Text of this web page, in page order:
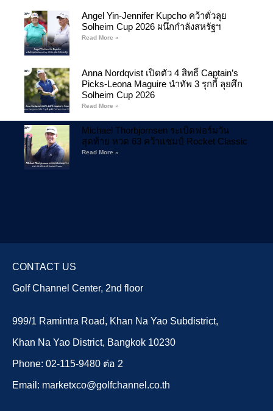
Angel Yin-Jennifer Kupcho คว้าตั๋วลุย
Solheim Cup 2026 ผนึกกำลังสหรัฐฯ
Read More »
Anna Nordqvist เปิดตัว 4 สิทธิ์ Captain’s
Picks-Leona Maguire นำทัพ 3 รุกกี้ ลุยศึก
Solheim Cup 2026
Read More »
Michael Thorbjornsen ระเบิดฟอร์มวัน
สุดท้าย หวด 63 คว้าแชมป์ Rocket Classic
Read More »
CONTACT US
Golf Channel Center, 2nd floor
999/1 Ramintra Road, Khan Na Yao Subdistrict,
Khan Na Yao District, Bangkok 10230
Phone: 02-115-9480 ต่อ 2
Email: marketxco@golfchannel.co.th